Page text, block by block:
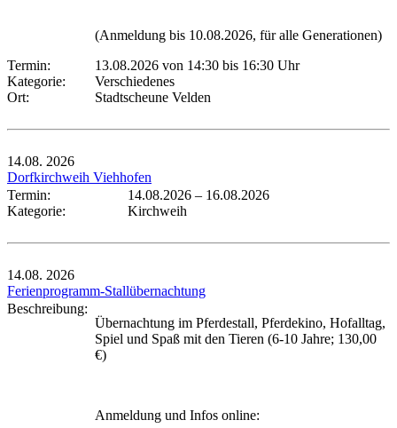
(Anmeldung bis 10.08.2026, für alle Generationen)
Termin:
13.08.2026 von 14:30 bis 16:30 Uhr
Kategorie:
Verschiedenes
Ort:
Stadtscheune Velden
14.08. 2026
Dorfkirchweih Viehhofen
Termin:
14.08.2026 – 16.08.2026
Kategorie:
Kirchweih
14.08. 2026
Ferienprogramm-Stallübernachtung
Beschreibung:
Übernachtung im Pferdestall, Pferdekino, Hofalltag,
Spiel und Spaß mit den Tieren (6-10 Jahre; 130,00
€)
Anmeldung und Infos online: